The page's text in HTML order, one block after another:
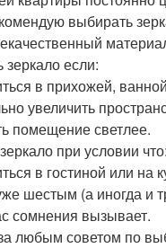
выбирать
зеркало если:
в прихожей,
увеличить
помещение светлее.
при условии что:
в гостиной или на
шестым (а иногда и
сомнения вызывает.
любым советом по